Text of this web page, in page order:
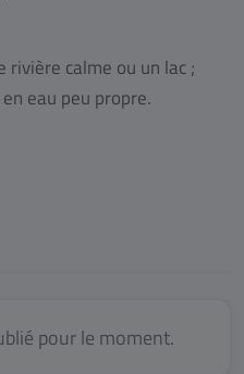
rivière calme ou un lac ;
eau peu propre.
pour le moment.